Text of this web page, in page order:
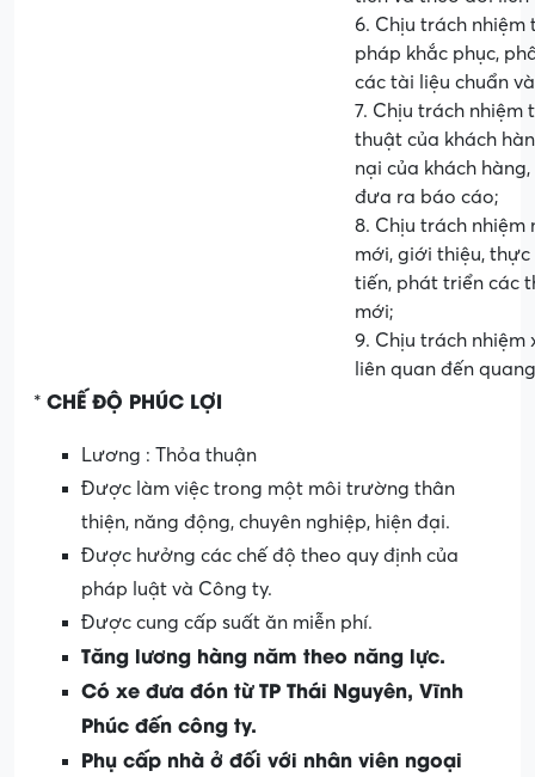
6. Chịu trách
pháp khắc phục,
các tài liệu chuẩn
7. Chịu trách nhiệm
thuật của khách
nại của khách
đưa ra báo cáo;
8. Chịu trách
mới, giới thiệu, thực
tiến, phát triển các
mới;
9. Chịu trách nhiệm
liên quan đến
* CHẾ ĐỘ PHÚC LỢI
Lương : Thỏa thuận
Được làm việc trong một môi trường thân
thiện, năng động, chuyên nghiệp, hiện đại.
Được hưởng các chế độ theo quy định của
pháp luật và Công ty.
Được cung cấp suất ăn miễn phí.
Tăng lương hàng năm theo năng lực.
Có xe đưa đón từ TP Thái Nguyên, Vĩnh
Phúc đến công ty.
Phụ cấp nhà ở đối với nhân viên ngoại